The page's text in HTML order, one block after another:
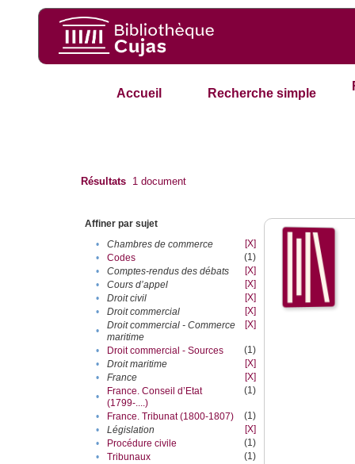
Accueil Recherche simple
Résultats 1 document
Affiner par sujet
•
Chambres de commerce
[X]
•
Codes
(1)
•
Comptes-rendus des débats
[X]
•
Cours d’appel
[X]
•
Droit civil
[X]
•
Droit commercial
[X]
•
Droit commercial - Commerce
maritime
[X]
• Droit commercial - Sources
(1)
•
Droit maritime
[X]
•
France
[X]
•
France. Conseil d’Etat
(1799-....)
(1)
• France. Tribunat (1800-1807)
(1)
•
Législation
[X]
•
Procédure civile
(1)
•
Tribunaux
(1)